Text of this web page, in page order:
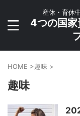
産休・育休
4つの国
HOME >趣味 >
趣味